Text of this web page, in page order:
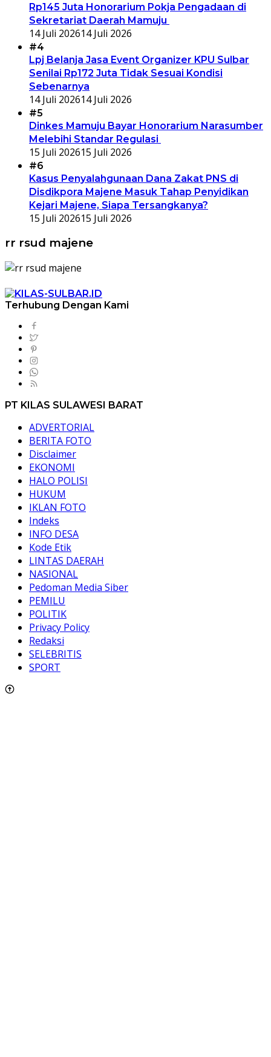
Rp145 Juta Honorarium Pokja Pengadaan di
Sekretariat Daerah Mamuju
14 Juli 202614 Juli 2026
#4
Lpj Belanja Jasa Event Organizer KPU Sulbar
Senilai Rp172 Juta Tidak Sesuai Kondisi
Sebenarnya
14 Juli 202614 Juli 2026
#5
Dinkes Mamuju Bayar Honorarium Narasumber
Melebihi Standar Regulasi
15 Juli 202615 Juli 2026
#6
Kasus Penyalahgunaan Dana Zakat PNS di
Disdikpora Majene Masuk Tahap Penyidikan
Kejari Majene, Siapa Tersangkanya?
15 Juli 202615 Juli 2026
rr rsud majene
Terhubung Dengan Kami
PT KILAS SULAWESI BARAT
ADVERTORIAL
BERITA FOTO
Disclaimer
EKONOMI
HALO POLISI
HUKUM
IKLAN FOTO
Indeks
INFO DESA
Kode Etik
LINTAS DAERAH
NASIONAL
Pedoman Media Siber
PEMILU
POLITIK
Privacy Policy
Redaksi
SELEBRITIS
SPORT